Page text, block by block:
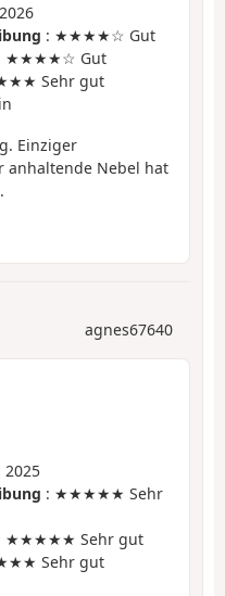
: ★★★★☆ Gut
★★★★☆ Gut
Sehr gut
Einziger
anhaltende Nebel hat
agnes67640
2025
: ★★★★★ Sehr
★★★★★ Sehr gut
Sehr gut